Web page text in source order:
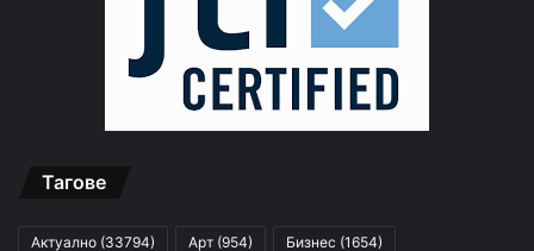
Тагове
Актуално (33794) Арт (954) Бизнес (1654)